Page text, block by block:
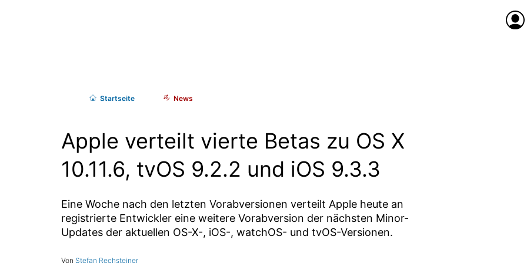
Startseite News
Apple verteilt vierte Betas zu OS X
10.11.6, tvOS 9.2.2 und iOS 9.3.3
Eine Woche nach den letzten Vorabversionen verteilt Apple heute an
registrierte Entwickler eine weitere Vorabversion der nächsten Minor-
Updates der aktuellen OS-X-, iOS-, watchOS- und tvOS-Versionen.
Stefan Rechsteiner